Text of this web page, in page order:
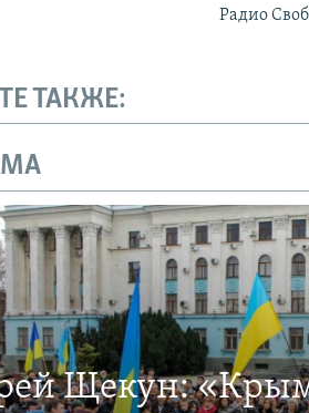
Радио
ТАКЖЕ:
Щекун: